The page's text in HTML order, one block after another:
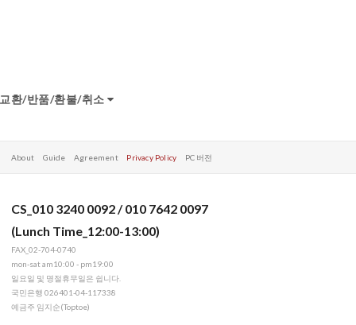
교환/반품/환불/취소
About Guide Agreement Privacy Policy PC 버전
CS_010 3240 0092 / 010 7642 0097
(Lunch Time_12:00-13:00)
FAX_02-704-0740
mon-sat am10:00 - pm19:00
일요일 및 명절휴무일은 쉽니다.
국민은행 026401-04-117338
예금주 임지순(Toptoe)